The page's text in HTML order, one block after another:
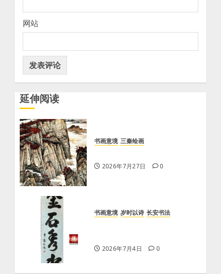
网站
延伸阅读
书画意境 三秦绘画
2026年7月27日 0
书画意境 岁时以诗 长安书法
2026年7月4日 0